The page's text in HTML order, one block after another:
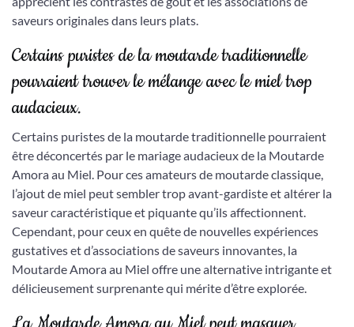
saveurs originales dans leurs plats.
Certains puristes de la moutarde traditionnelle
pourraient trouver le mélange avec le miel trop
audacieux.
Certains puristes de la moutarde traditionnelle pourraient
être déconcertés par le mariage audacieux de la Moutarde
Amora au Miel. Pour ces amateurs de moutarde classique,
l’ajout de miel peut sembler trop avant-gardiste et altérer la
saveur caractéristique et piquante qu’ils affectionnent.
Cependant, pour ceux en quête de nouvelles expériences
gustatives et d’associations de saveurs innovantes, la
Moutarde Amora au Miel offre une alternative intrigante et
délicieusement surprenante qui mérite d’être explorée.